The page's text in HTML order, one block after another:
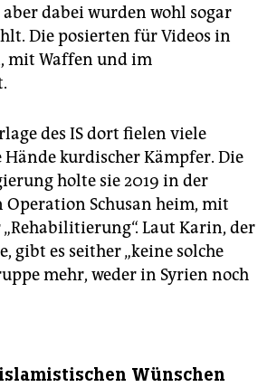
aber dabei wurden wohl sogar
Die posierten für Videos in
mit Waffen und im
des IS dort fielen viele
Hände kurdischer Kämpfer. Die
holte sie 2019 in der
Operation Schusan heim, mit
Laut Karin, der
gibt es seither „keine solche
mehr, weder in Syrien noch
Wünschen